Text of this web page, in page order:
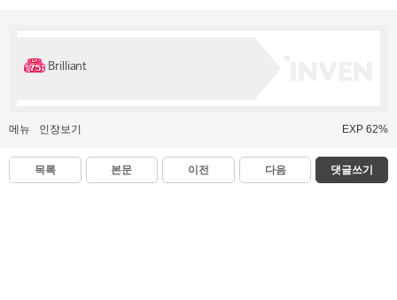
Brilliant
메뉴 인장보기 EXP 62%
목록 본문 이전 다음 댓글쓰기